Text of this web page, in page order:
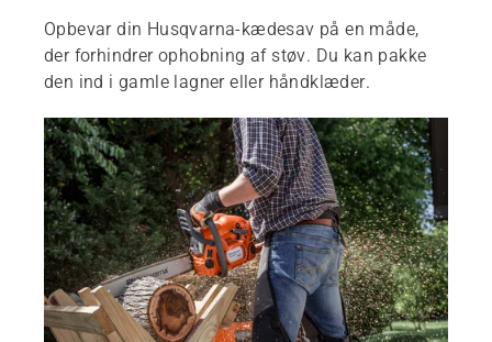
Opbevar din Husqvarna-kædesav på en måde,
der forhindrer ophobning af støv. Du kan pakke
den ind i gamle lagner eller håndklæder.